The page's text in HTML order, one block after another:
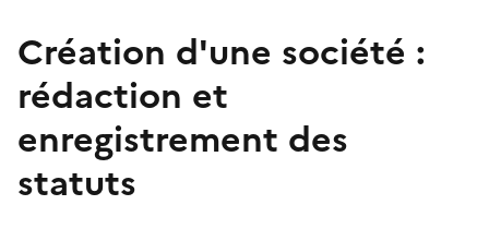
Création d'une société :
rédaction et
enregistrement des
statuts